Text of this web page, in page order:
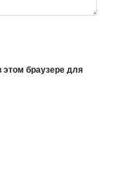
этом браузере для